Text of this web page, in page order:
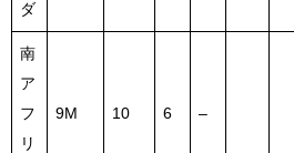
ダ
南
ア
フ
リ
9M 10 6 –